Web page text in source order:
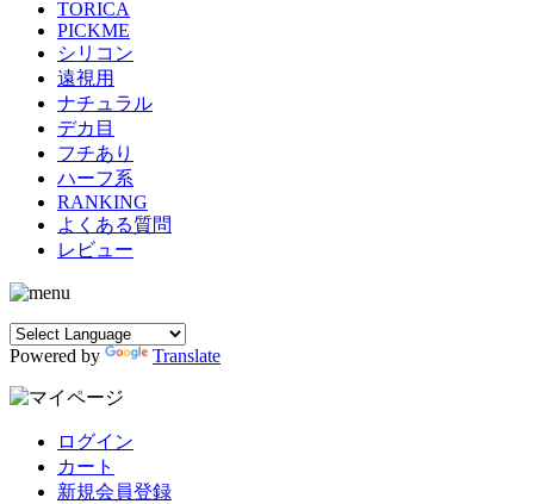
TORICA
PICKME
シリコン
遠視用
ナチュラル
デカ目
フチあり
ハーフ系
RANKING
よくある質問
レビュー
Powered by Translate
ログイン
カート
新規会員登録